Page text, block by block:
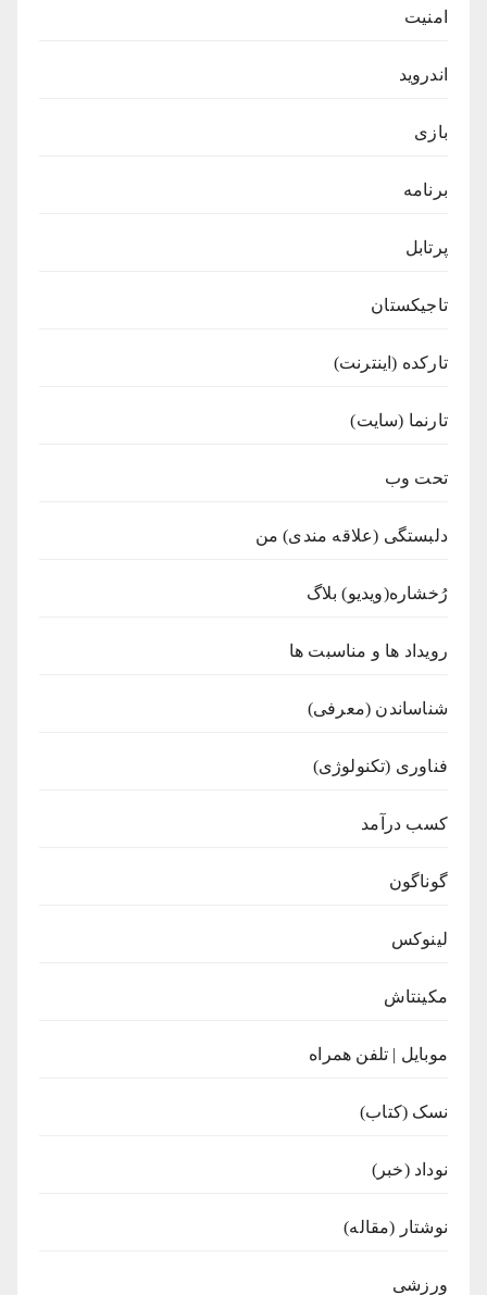
امنیت
اندروید
بازی
برنامه
پرتابل
تاجیکستان
تارکده (اینترنت)
تارنما (سایت)
تحت وب
دلبستگی (علاقه مندی) من
رُخشاره(ویدیو) بلاگ
رویداد ها و مناسبت ها
شناساندن (معرفی)
فناوری (تکنولوژی)
کسب درآمد
گوناگون
لینوکس
مکینتاش
موبایل | تلفن همراه
نسک (کتاب)
نوداد (خبر)
نوشتار (مقاله)
ورزشی